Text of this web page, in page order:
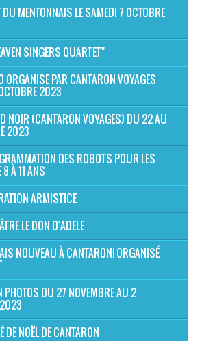
MENTONNAIS LE SAMEDI 7 OCTOBRE
SINGERS QUARTET"
ORGANISE PAR CANTARON VOYAGES
2023
NOIR (CANTARON VOYAGES) DU 22 AU
2023
DES ROBOTS POUR LES
8 À 11 ANS
ARMISTICE
LE DON D'ADELE
NOUVEAU À CANTARON! ORGANISÉ
PHOTOS DU 27 NOVEMBRE AU 2
DE NOËL DE CANTARON